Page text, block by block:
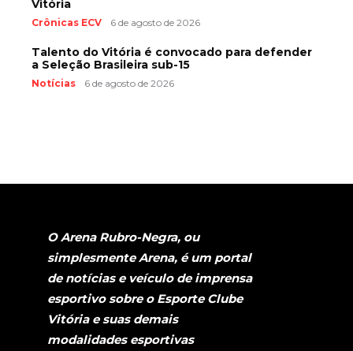
Vitória
Crônicas ECV 6 de agosto de 2026
Talento do Vitória é convocado para defender
a Seleção Brasileira sub-15
Notícias 6 de agosto de 2026
O Arena Rubro-Negra, ou
simplesmente Arena, é um portal
de notícias e veículo de imprensa
esportivo sobre o Esporte Clube
Vitória e suas demais
modalidades esportivas